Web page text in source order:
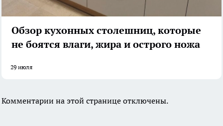
Обзор кухонных столешниц, которые
не боятся влаги, жира и острого ножа
29 июля
Комментарии на этой странице отключены.